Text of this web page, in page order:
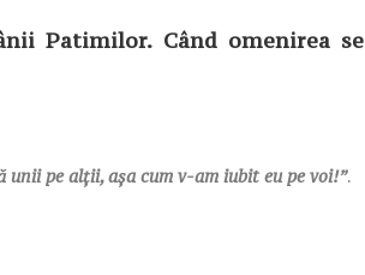
Patimilor. Când omenirea se
unii pe alții, așa cum v-am iubit eu pe voi!”.